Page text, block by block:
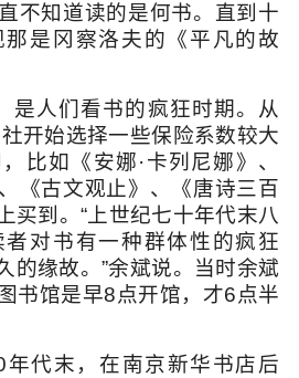
不知道读的是何书。直到十
是冈察洛夫的《平凡的故
人们看书的疯狂时期。从
开始选择一些保险系数较大
比如《安娜·卡列尼娜》、
《古文观止》、《唐诗三百
买到。“上世纪七十年代末八
对书有一种群体性的疯狂
缘故。”余斌说。当时余斌
书馆是早8点开馆，才6点半
末，在南京新华书店后